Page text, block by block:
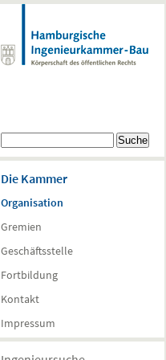
Suchformular
Die Kammer
Organisation
Gremien
Geschäftsstelle
Fortbildung
Kontakt
Impressum